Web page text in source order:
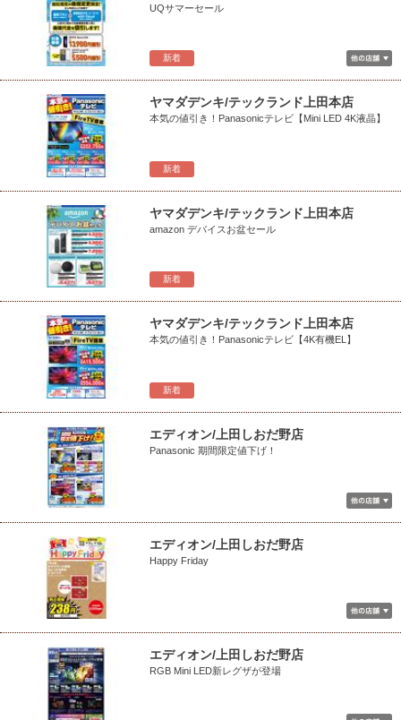
新着
UQサマーセール
新着
ヤマダデンキ/テックランド上田本店
本気の値引き！Panasonicテレビ【Mini LED 4K液晶】
新着
ヤマダデンキ/テックランド上田本店
amazon デバイスお盆セール
新着
ヤマダデンキ/テックランド上田本店
本気の値引き！Panasonicテレビ【4K有機EL】
エディオン/上田しおだ野店
Panasonic 期間限定値下げ！
エディオン/上田しおだ野店
Happy Friday
エディオン/上田しおだ野店
RGB Mini LED新レグザが登場